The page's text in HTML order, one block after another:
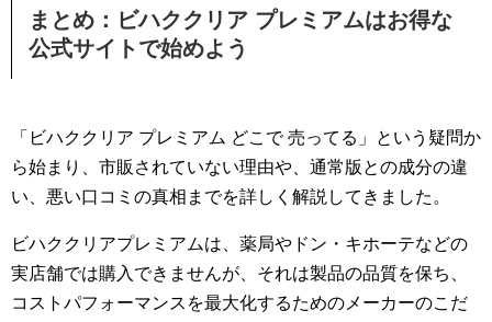
まとめ：ビハククリア プレミアムはお得な
公式サイトで始めよう
「ビハククリア プレミアム どこで 売ってる」という疑問か
ら始まり、市販されていない理由や、通常版との成分の違
い、悪い口コミの真相までを詳しく解説してきました。
ビハククリアプレミアムは、薬局やドン・キホーテなどの
実店舗では購入できませんが、それは製品の品質を保ち、
コストパフォーマンスを最大化するためのメーカーのこだ